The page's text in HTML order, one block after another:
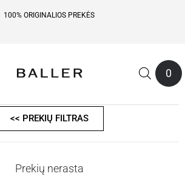
100% ORIGINALIOS PREKĖS
0
<< PREKIŲ FILTRAS
Prekių nerasta